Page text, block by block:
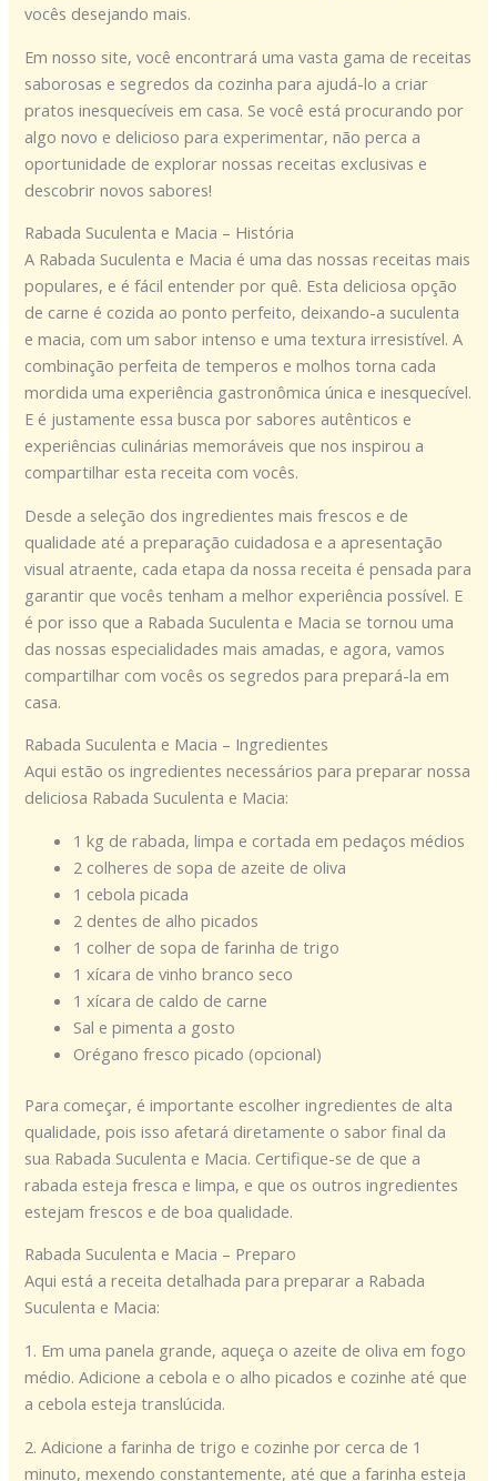
vocês desejando mais.
Em nosso site, você encontrará uma vasta gama de receitas
saborosas e segredos da cozinha para ajudá-lo a criar
pratos inesquecíveis em casa. Se você está procurando por
algo novo e delicioso para experimentar, não perca a
oportunidade de explorar nossas receitas exclusivas e
descobrir novos sabores!
Rabada Suculenta e Macia – História
A Rabada Suculenta e Macia é uma das nossas receitas mais
populares, e é fácil entender por quê. Esta deliciosa opção
de carne é cozida ao ponto perfeito, deixando-a suculenta
e macia, com um sabor intenso e uma textura irresistível. A
combinação perfeita de temperos e molhos torna cada
mordida uma experiência gastronômica única e inesquecível.
E é justamente essa busca por sabores autênticos e
experiências culinárias memoráveis que nos inspirou a
compartilhar esta receita com vocês.
Desde a seleção dos ingredientes mais frescos e de
qualidade até a preparação cuidadosa e a apresentação
visual atraente, cada etapa da nossa receita é pensada para
garantir que vocês tenham a melhor experiência possível. E
é por isso que a Rabada Suculenta e Macia se tornou uma
das nossas especialidades mais amadas, e agora, vamos
compartilhar com vocês os segredos para prepará-la em
casa.
Rabada Suculenta e Macia – Ingredientes
Aqui estão os ingredientes necessários para preparar nossa
deliciosa Rabada Suculenta e Macia:
1 kg de rabada, limpa e cortada em pedaços médios
2 colheres de sopa de azeite de oliva
1 cebola picada
2 dentes de alho picados
1 colher de sopa de farinha de trigo
1 xícara de vinho branco seco
1 xícara de caldo de carne
Sal e pimenta a gosto
Orégano fresco picado (opcional)
Para começar, é importante escolher ingredientes de alta
qualidade, pois isso afetará diretamente o sabor final da
sua Rabada Suculenta e Macia. Certifique-se de que a
rabada esteja fresca e limpa, e que os outros ingredientes
estejam frescos e de boa qualidade.
Rabada Suculenta e Macia – Preparo
Aqui está a receita detalhada para preparar a Rabada
Suculenta e Macia:
1. Em uma panela grande, aqueça o azeite de oliva em fogo
médio. Adicione a cebola e o alho picados e cozinhe até que
a cebola esteja translúcida.
2. Adicione a farinha de trigo e cozinhe por cerca de 1
minuto, mexendo constantemente, até que a farinha esteja